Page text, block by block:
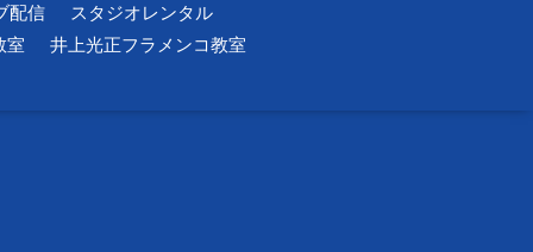
配信
スタジオレンタル
室
井上光正フラメンコ教室